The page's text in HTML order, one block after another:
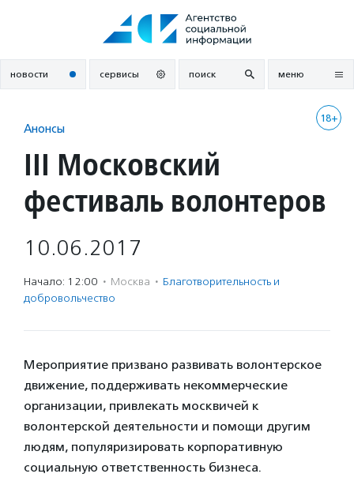
новости сервисы поиск меню
18+
Анонсы
III Московский
фестиваль волонтеров
10.06.2017
Начало: 12:00 · Москва · Благотвори­тель­ность и
доброволь­чест­во
Мероприятие призвано развивать волонтерское
движение, поддерживать некоммерческие
организации, привлекать москвичей к
волонтерской деятельности и помощи другим
людям, популяризировать корпоративную
социальную ответственность бизнеса.